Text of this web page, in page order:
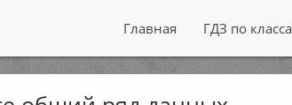
Главная ГДЗ по